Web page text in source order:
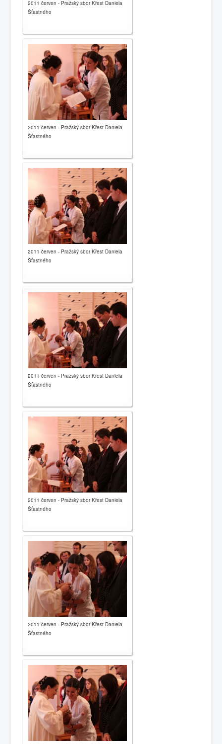
2011 červen - Pražský sbor Křest Daniela
Šťastného
2011 červen - Pražský sbor Křest Daniela
Šťastného
2011 červen - Pražský sbor Křest Daniela
Šťastného
2011 červen - Pražský sbor Křest Daniela
Šťastného
2011 červen - Pražský sbor Křest Daniela
Šťastného
2011 červen - Pražský sbor Křest Daniela
Šťastného